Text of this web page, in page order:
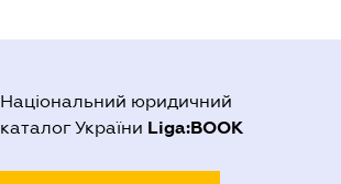
Національний юридичний
каталог України Liga:BOOK